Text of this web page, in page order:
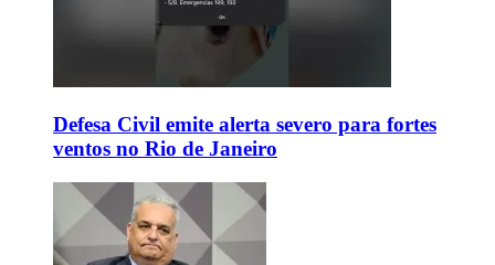
Defesa Civil emite alerta severo para fortes
ventos no Rio de Janeiro